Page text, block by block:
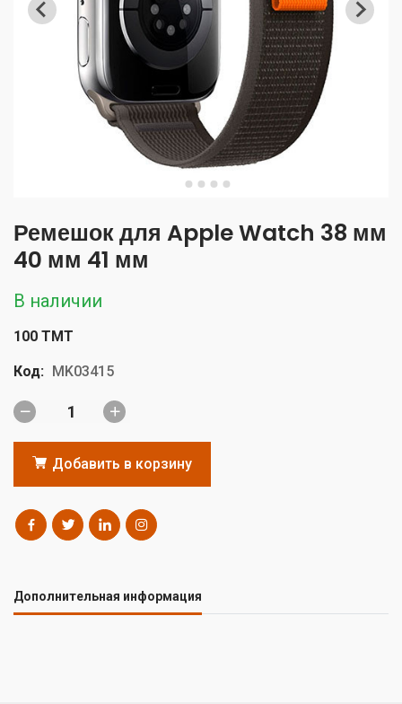
Ремешок для Apple Watch 38 мм
40 мм 41 мм
В наличии
100 TMT
Код: MK03415
Добавить в корзину
Дополнительная информация